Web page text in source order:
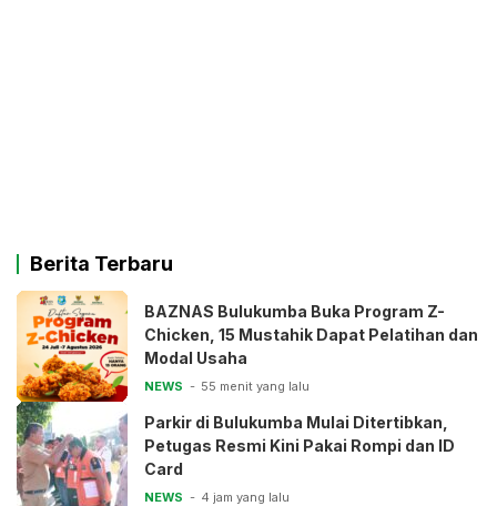
Berita Terbaru
BAZNAS Bulukumba Buka Program Z-
Chicken, 15 Mustahik Dapat Pelatihan dan
Modal Usaha
NEWS 55 menit yang lalu
Parkir di Bulukumba Mulai Ditertibkan,
Petugas Resmi Kini Pakai Rompi dan ID
Card
NEWS 4 jam yang lalu